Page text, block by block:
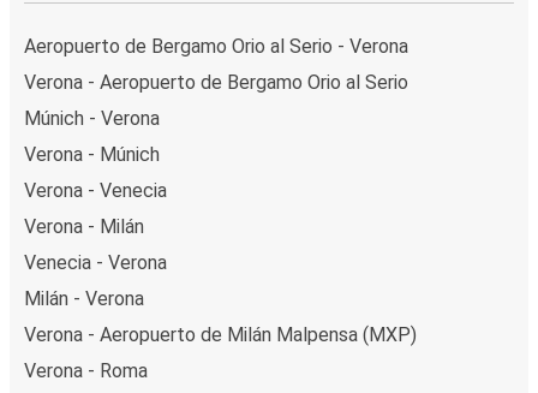
Aeropuerto de Bergamo Orio al Serio - Verona
Verona - Aeropuerto de Bergamo Orio al Serio
Múnich - Verona
Verona - Múnich
Verona - Venecia
Verona - Milán
Venecia - Verona
Milán - Verona
Verona - Aeropuerto de Milán Malpensa (MXP)
Verona - Roma